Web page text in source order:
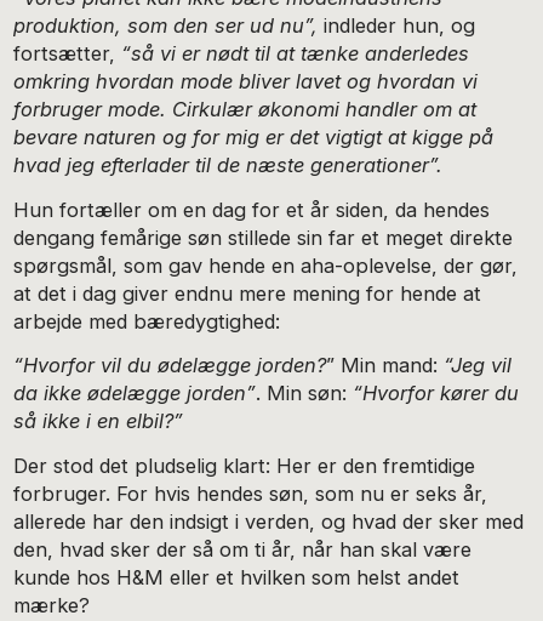
produktion, som den ser ud nu”,indleder hun, og
fortsætter, “så vi er nødt til at tænke anderledes
omkring hvordan mode bliver lavet og hvordan vi
forbruger mode. Cirkulær økonomi handler om at
bevare naturen og for mig er det vigtigt at kigge på
hvad jeg efterlader til de næste generationer”.
Hun fortæller om en dag for et år siden, da hendes
dengang femårige søn stillede sin far et meget direkte
spørgsmål, som gav hende en aha-oplevelse, der gør,
at det i dag giver endnu mere mening for hende at
arbejde med bæredygtighed:
“Hvorfor vil du ødelægge jorden?” Min mand: “Jeg vil
da ikke ødelægge jorden”. Min søn: “Hvorfor kører du
så ikke i en elbil?”
Der stod det pludselig klart: Her er den fremtidige
forbruger. For hvis hendes søn, som nu er seks år,
allerede har den indsigt i verden, og hvad der sker med
den, hvad sker der så om ti år, når han skal være
kunde hos H&M eller et hvilken som helst andet
mærke?